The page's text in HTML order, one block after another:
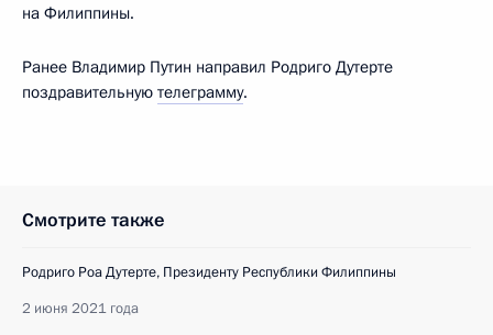
на Филиппины.
Ранее Владимир Путин направил Родриго Дутерте
поздравительную телеграмму.
Смотрите также
Родриго Роа Дутерте, Президенту Республики Филиппины
2 июня 2021 года